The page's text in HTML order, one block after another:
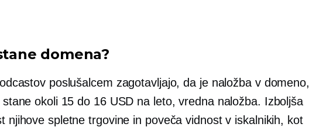
domena?
poslušalcem zagotavljajo, da je naložba v domeno,
stane okoli 15 do 16 USD na leto, vredna naložba. Izboljša
njihove spletne trgovine in poveča vidnost v iskalnikih, kot